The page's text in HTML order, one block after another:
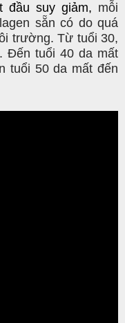
đầu suy giảm, mỗi
sẵn có do quá
trường. Từ tuổi 30,
Đến tuổi 40 da mất
tuổi 50 da mất đến